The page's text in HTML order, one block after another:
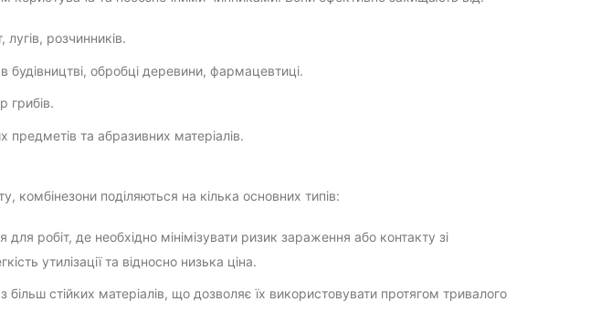
розчинників.
обробці деревини, фармацевтиці.
грибів.
та абразивних матеріалів.
комбінезони поділяються на кілька основних типів:
робіт, де необхідно мінімізувати ризик зараження або контакту зі
утилізації та відносно низька ціна.
більш стійких матеріалів, що дозволяє їх використовувати протягом тривалого